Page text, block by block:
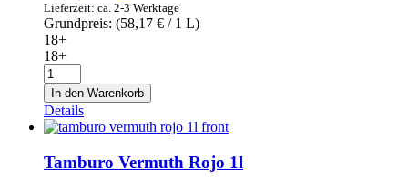
Lieferzeit: ca. 2-3 Werktage
Grundpreis: (58,17 € / 1 L)
18+
18+
Licor
43
Cuarenta
y
Tres
Baristo
0,7l
In den Warenkorb
Details
Tamburo Vermuth Rojo 1l